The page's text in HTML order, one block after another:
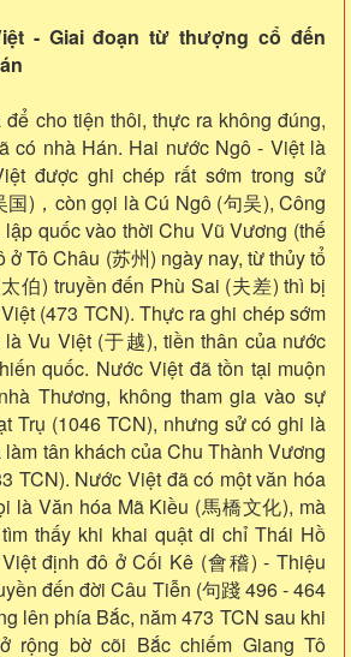
- Giai đoạn từ thượng cổ đến
cho tiện thôi, thực ra không đúng,
có nhà Hán. Hai nước Ngô - Việt là
được ghi chép rất sớm trong sử
)，còn gọi là Cú Ngô (句吴), Công
quốc vào thời Chu Vũ Vương (thế
ở Tô Châu (苏州) ngày nay, từ thủy tổ
伯) truyền đến Phù Sai (夫差) thì bị
(473 TCN). Thực ra ghi chép sớm
Vu Việt (于越), tiền thân của nước
quốc. Nước Việt đã tồn tại muộn
Thương, không tham gia vào sự
Trụ (1046 TCN), nhưng sử có ghi là
tân khách của Chu Thành Vương
TCN). Nước Việt đã có một văn hóa
là Văn hóa Mã Kiều (馬橋文化), mà
thấy khi khai quật di chỉ Thái Hồ
định đô ở Cối Kê (會稽) - Thiệu
đến đời Câu Tiễn (句踐 496 - 464
lên phía Bắc, năm 473 TCN sau khi
rộng bờ cõi Bắc chiếm Giang Tô